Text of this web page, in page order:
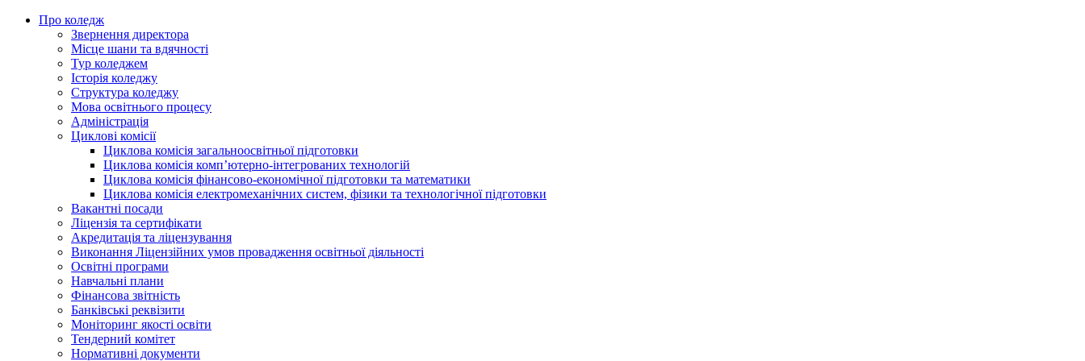
Про коледж
Звернення директора
Місце шани та вдячності
Тур коледжем
Історія коледжу
Структура коледжу
Мова освітнього процесу
Адміністрація
Циклові комісії
Циклова комісія загальноосвітньої підготовки
Циклова комісія комп’ютерно-інтегрованих технологій
Циклова комісія фінансово-економічної підготовки та математики
Циклова комісія електромеханічних систем, фізики та технологічної підготовки
Вакантні посади
Ліцензія та сертифікати
Акредитація та ліцензування
Виконання Ліцензійних умов провадження освітньої діяльності
Освітні програми
Навчальні плани
Фінансова звітність
Банківські реквізити
Моніторинг якості освіти
Тендерний комітет
Нормативні документи